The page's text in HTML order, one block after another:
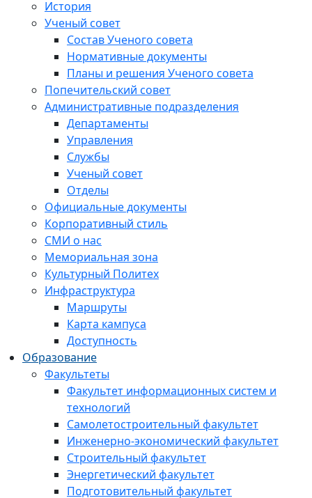
История
Ученый совет
Состав Ученого совета
Нормативные документы
Планы и решения Ученого совета
Попечительский совет
Административные подразделения
Департаменты
Управления
Службы
Ученый совет
Отделы
Официальные документы
Корпоративный стиль
СМИ о нас
Мемориальная зона
Культурный Политех
Инфраструктура
Маршруты
Карта кампуса
Доступность
Образование
Факультеты
Факультет информационных систем и
технологий
Самолетостроительный факультет
Инженерно-экономический факультет
Строительный факультет
Энергетический факультет
Подготовительный факультет